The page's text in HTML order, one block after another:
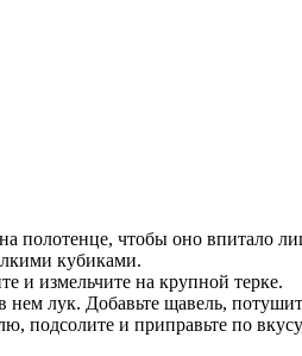
полотенце, чтобы оно впитало
кубиками.
и измельчите на крупной терке.
нем лук. Добавьте щавель,
подсолите и приправьте по